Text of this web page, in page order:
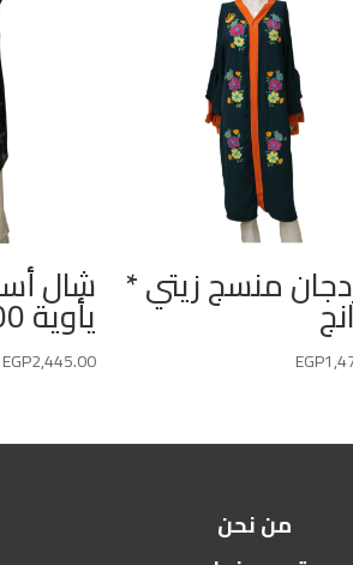
منسج زيتي *
EGP
شال
يأوية 200*90سم
EGP2,445.00
من نحن